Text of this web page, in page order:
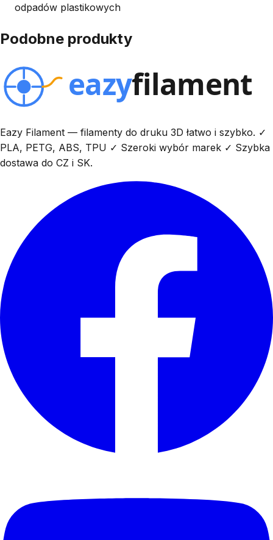
odpadów plastikowych
Podobne produkty
Eazy Filament — filamenty do druku 3D łatwo i szybko. ✓
PLA, PETG, ABS, TPU ✓ Szeroki wybór marek ✓ Szybka
dostawa do CZ i SK.